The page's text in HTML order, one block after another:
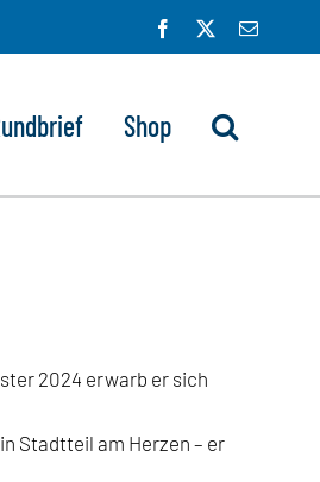
Facebook
E-
Shop
2024 erwarb er sich
Stadtteil am Herzen – er